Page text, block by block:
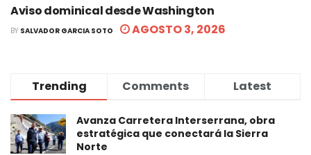
Aviso dominical desde Washington
BY SALVADOR GARCIA SOTO AGOSTO 3, 2026
Trending Comments Latest
Avanza Carretera Interserrana, obra
estratégica que conectará la Sierra
Norte